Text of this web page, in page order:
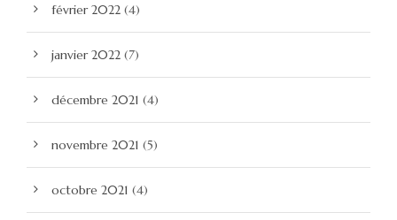
février 2022 (4)
janvier 2022 (7)
décembre 2021 (4)
novembre 2021 (5)
octobre 2021 (4)